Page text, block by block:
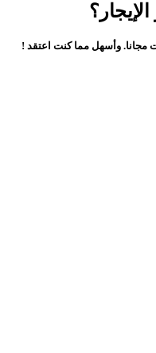
مجانا. وأسهل مما كنت اعتقد !